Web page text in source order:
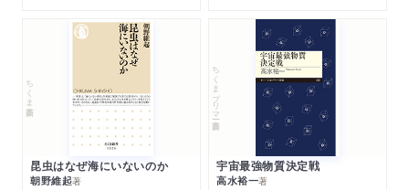
ちくま新書
昆虫はなぜ海にいないのか
朝野維起著
ちくまプリマー新書
宇宙最強物質決定戦
高水裕一著